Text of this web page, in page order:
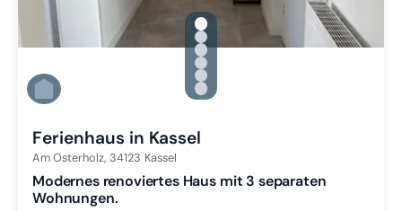
gallery.slide_selector
Zu Slide 1 wechseln
Zu Slide 2 wechseln
Zu Slide 3 wechseln
Zu Slide 4 wechseln
Zu Slide 5 wechseln
Zu Slide 6 wechseln
Ferienhaus in Kassel
Am Osterholz, 34123 Kassel
Modernes renoviertes Haus mit 3 separaten
Wohnungen.